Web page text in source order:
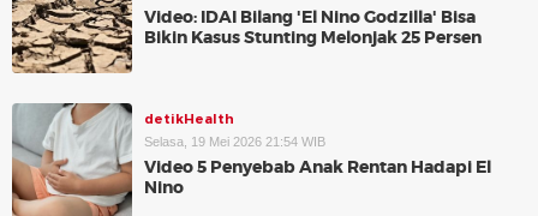
Video: IDAI Bilang 'El Nino Godzilla' Bisa
Bikin Kasus Stunting Melonjak 25 Persen
detikHealth
Selasa, 19 Mei 2026 21:54 WIB
Video 5 Penyebab Anak Rentan Hadapi El
Nino